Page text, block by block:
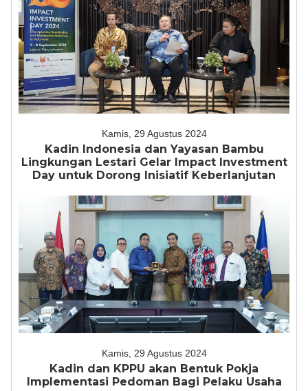
Kamis, 29 Agustus 2024
Kadin Indonesia dan Yayasan Bambu
Lingkungan Lestari Gelar Impact Investment
Day untuk Dorong Inisiatif Keberlanjutan
Kamis, 29 Agustus 2024
Kadin dan KPPU akan Bentuk Pokja
Implementasi Pedoman Bagi Pelaku Usaha